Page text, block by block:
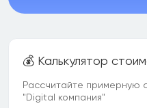
💰 Калькулятор
Рассчитайте примерную
"Digital компания"